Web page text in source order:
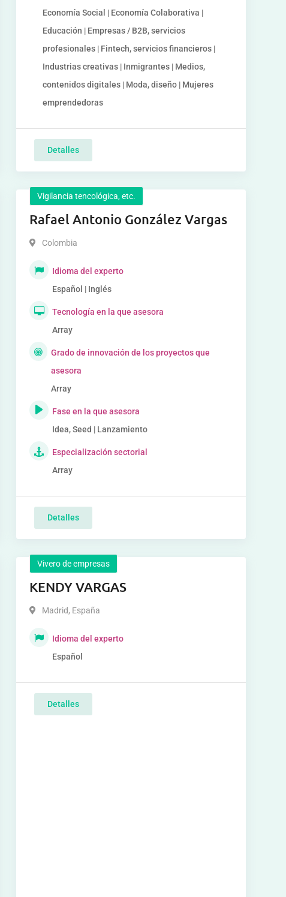
Economía Social | Economía Colaborativa |
Educación | Empresas / B2B, servicios
profesionales | Fintech, servicios financieros |
Industrias creativas | Inmigrantes | Medios,
contenidos digitales | Moda, diseño | Mujeres
emprendedoras
Detalles
Vigilancia tencológica, etc.
Rafael Antonio González Vargas
Colombia
Idioma del experto
Español | Inglés
Tecnología en la que asesora
Array
Grado de innovación de los proyectos que
asesora
Array
Fase en la que asesora
Idea, Seed | Lanzamiento
Especialización sectorial
Array
Detalles
Vivero de empresas
KENDY VARGAS
Madrid, España
Idioma del experto
Español
Detalles